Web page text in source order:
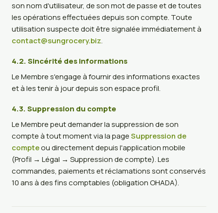
son nom d'utilisateur, de son mot de passe et de toutes
les opérations effectuées depuis son compte. Toute
utilisation suspecte doit être signalée immédiatement à
contact@sungrocery.biz.
4.2. Sincérité des informations
Le Membre s'engage à fournir des informations exactes
et à les tenir à jour depuis son espace profil.
4.3. Suppression du compte
Le Membre peut demander la suppression de son
compte à tout moment via la pageSuppression de
compteou directement depuis l'application mobile
(Profil → Légal → Suppression de compte). Les
commandes, paiements et réclamations sont conservés
10 ans à des fins comptables (obligation OHADA).